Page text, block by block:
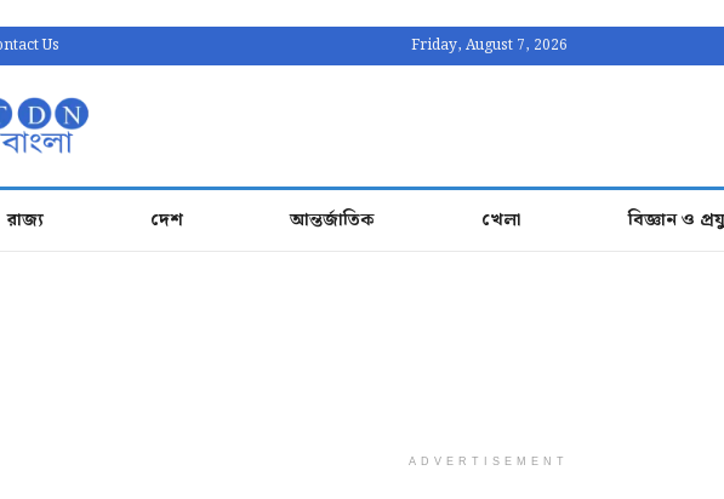
Us Friday, August 7, 2026
রাজ্য দেশ আন্তর্জাতিক খেলা বিজ্ঞান ও
ADVERTISEMENT